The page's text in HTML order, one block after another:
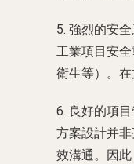
5. 強烈的安
工業項目安
衛生等）。
6. 良好的項
方案設計并
效溝通。因